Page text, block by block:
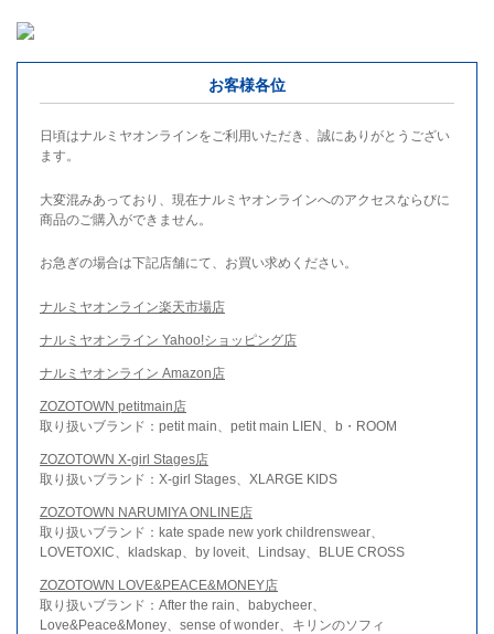
お客様各位
日頃はナルミヤオンラインをご利用いただき、誠にありがとうござい
ます。
大変混みあっており、現在ナルミヤオンラインへのアクセスならびに
商品のご購入ができません。
お急ぎの場合は下記店舗にて、お買い求めください。
ナルミヤオンライン楽天市場店
ナルミヤオンライン Yahoo!ショッピング店
ナルミヤオンライン Amazon店
ZOZOTOWN petitmain店
取り扱いブランド：petit main、petit main LIEN、b・ROOM
ZOZOTOWN X-girl Stages店
取り扱いブランド：X-girl Stages、XLARGE KIDS
ZOZOTOWN NARUMIYA ONLINE店
取り扱いブランド：kate spade new york childrenswear、
LOVETOXIC、kladskap、by loveit、Lindsay、BLUE CROSS
ZOZOTOWN LOVE&PEACE&MONEY店
取り扱いブランド：After the rain、babycheer、
Love&Peace&Money、sense of wonder、キリンのソフィ